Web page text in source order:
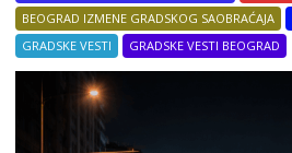
BEOGRAD IZMENE GRADSKOG SAOBRAĆAJA
GRADSKE VESTI
GRADSKE VESTI BEOGRAD